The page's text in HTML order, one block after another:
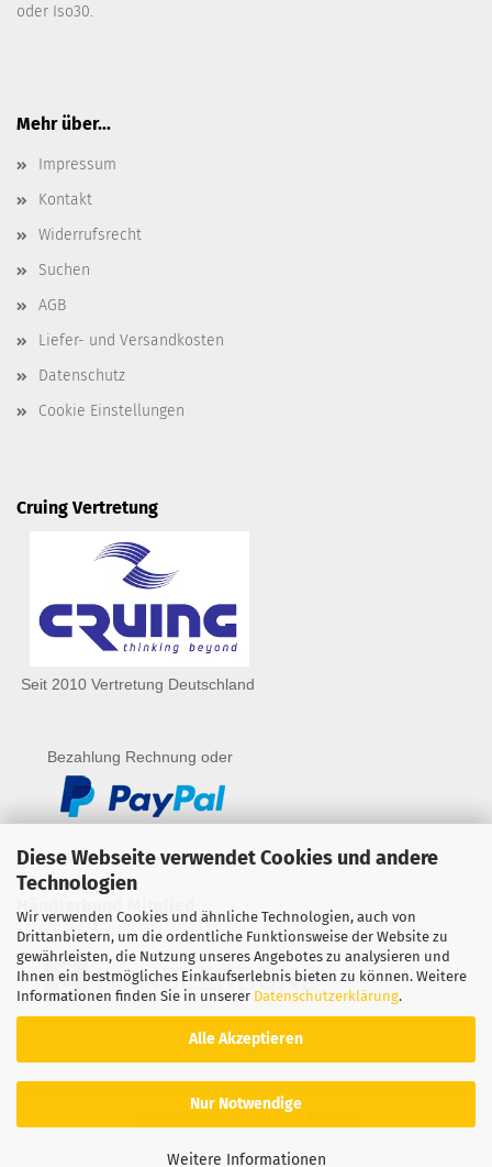
Diese Webseite verwendet Cookies und andere
Technologien
Wir verwenden Cookies und ähnliche Technologien, auch von
Drittanbietern, um die ordentliche Funktionsweise der Website zu
gewährleisten, die Nutzung unseres Angebotes zu analysieren und
Ihnen ein bestmögliches Einkaufserlebnis bieten zu können. Weitere
Informationen finden Sie in unserer Datenschutzerklärung.
Alle Akzeptieren
Nur Notwendige
Weitere Informationen
oder Iso30.
Mehr über...
Impressum
Kontakt
Widerrufsrecht
Suchen
AGB
Liefer- und Versandkosten
Datenschutz
Cookie Einstellungen
Cruing Vertretung
Seit 2010 Vertretung Deutschland
Bezahlung Rechnung oder
Händlerbund Mitglied